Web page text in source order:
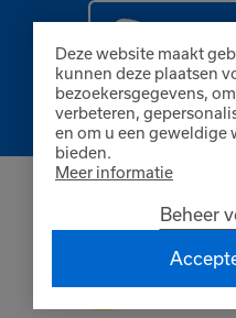
Deze website maakt
kunnen deze plaatsen
bezoekersgegevens,
verbeteren,
en om u een geweldige
bieden.
Meer informatie
Beheer
Algemene voorwaarden
BTW